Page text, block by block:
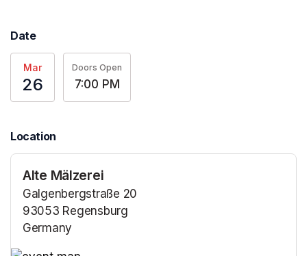
Date
Mar
26
Doors Open
7:00 PM
Location
Alte Mälzerei
Galgenbergstraße 20
93053 Regensburg
Germany